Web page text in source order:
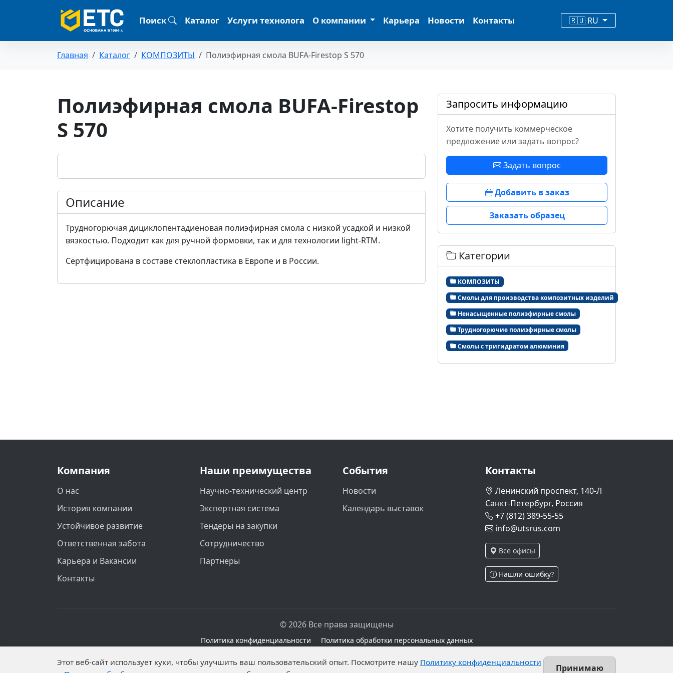
Поиск Каталог Услуги технолога О компании Карьера Новости Контакты 🇷🇺 RU
Главная Каталог КОМПОЗИТЫ Полиэфирная смола BUFA-Firestop S 570
Полиэфирная смола BUFA-Firestop
S 570
Описание
Трудногорючая дициклопентадиеновая полиэфирная смола с низкой усадкой и низкой
вязкостью. Подходит как для ручной формовки, так и для технологии light-RTM.
Сертфицирована в составе стеклопластика в Европе и в России.
Запросить информацию
Хотите получить коммерческое
предложение или задать вопрос?
Задать вопрос
Добавить в заказ
Заказать образец
Категории
КОМПОЗИТЫ
Смолы для производства композитных изделий
Ненасыщенные полиэфирные смолы
Трудногорючие полиэфирные смолы
Смолы с тригидратом алюминия
Компания
О нас
История компании
Устойчивое развитие
Ответственная забота
Карьера и Вакансии
Контакты
Наши преимущества
Научно-технический центр
Экспертная система
Тендеры на закупки
Сотрудничество
Партнеры
События
Новости
Календарь выставок
Контакты
Ленинский проспект, 140-Л
Санкт-Петербург, Россия
+7 (812) 389-55-55
info@utsrus.com
Все офисы
Нашли ошибку?
© 2026 Все права защищены
Политика конфиденциальности Политика обработки персональных данных
установлены запреты на обработку неограниченных кругом лиц опубликованных персональных данных.
Этот веб-сайт использует куки, чтобы улучшить ваш пользовательский опыт. Посмотрите нашу Политику конфиденциальности
Принимаю